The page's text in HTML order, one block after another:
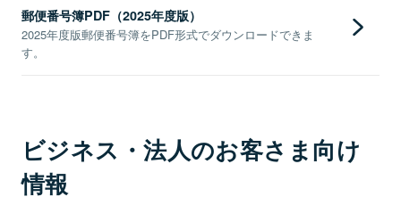
郵便番号簿PDF（2025年度版）
2025年度版郵便番号簿をPDF形式でダウンロードできま
す。
ビジネス・法人のお客さま向け
情報